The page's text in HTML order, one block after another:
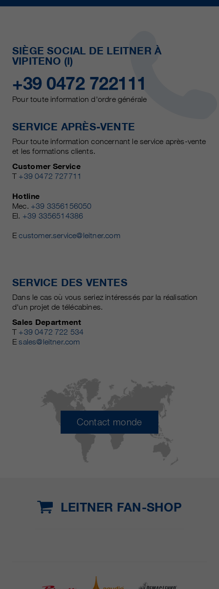
SIÈGE SOCIAL DE LEITNER À
VIPITENO (I)
+39 0472 722111
Pour toute information d'ordre générale
SERVICE APRÈS-VENTE
Pour toute information concernant le service après-vente
et les formations clients.
Customer Service
T +39 0472 727711
Hotline
Mec. +39 3356156050
El. +39 3356514386
Ecustomer.service@leitner.com
SERVICE DES VENTES
Dans le cas où vous seriez intéressés par la réalisation
d'un projet de télécabines.
Sales Department
T +39 0472 722 534
Esales@leitner.com
Contact monde
LEITNER FAN-SHOP